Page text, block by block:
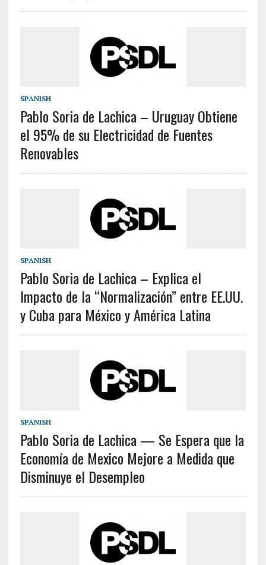
SPANISH
Pablo Soria de Lachica – Uruguay Obtiene
el 95% de su Electricidad de Fuentes
Renovables
SPANISH
Pablo Soria de Lachica – Explica el
Impacto de la “Normalización” entre EE.UU.
y Cuba para México y América Latina
SPANISH
Pablo Soria de Lachica — Se Espera que la
Economía de Mexico Mejore a Medida que
Disminuye el Desempleo